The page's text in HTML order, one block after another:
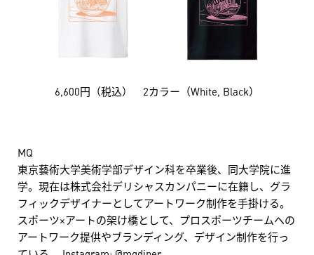
6,600円（税込） 2カラー（White, Black）
MQ
東京藝術大学美術学部デザイン科を卒業後、同大学院に進
学。現在は株式会社デリシャスカンパニーに在籍し、グラ
フィックデザイナーとしてアートワーク制作を手掛ける。
スポーツ×アートの架け橋として、プロスポーツチームへの
アートワーク提供やブランディング、デザイン制作を行っ